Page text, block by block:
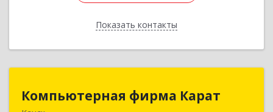
Показать контакты
Назад
Компьютерная фирма Карат
Компьютерная фирма Карат